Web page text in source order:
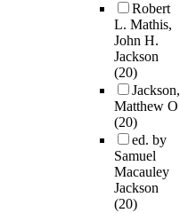
Robert
L. Mathis,
John H.
Jackson
(20)
Jackson,
Matthew O
(20)
ed. by
Samuel
Macauley
Jackson
(20)